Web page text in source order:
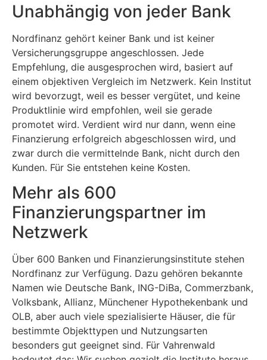
Unabhängig von jeder Bank
Nordfinanz gehört keiner Bank und ist keiner
Versicherungsgruppe angeschlossen. Jede
Empfehlung, die ausgesprochen wird, basiert auf
einem objektiven Vergleich im Netzwerk. Kein Institut
wird bevorzugt, weil es besser vergütet, und keine
Produktlinie wird empfohlen, weil sie gerade
promotet wird. Verdient wird nur dann, wenn eine
Finanzierung erfolgreich abgeschlossen wird, und
zwar durch die vermittelnde Bank, nicht durch den
Kunden. Für Sie entstehen keine Kosten.
Mehr als 600
Finanzierungspartner im
Netzwerk
Über 600 Banken und Finanzierungsinstitute stehen
Nordfinanz zur Verfügung. Dazu gehören bekannte
Namen wie Deutsche Bank, ING-DiBa, Commerzbank,
Volksbank, Allianz, Münchener Hypothekenbank und
OLB, aber auch viele spezialisierte Häuser, die für
bestimmte Objekttypen und Nutzungsarten
besonders gut geeignet sind. Für Vahrenwald